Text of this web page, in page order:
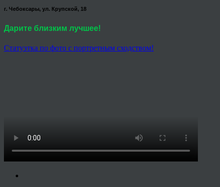
г. Чебоксары, ул. Крупской, 18
Дарите близким лучшее!
Статуэтка по фото с портретным сходством!